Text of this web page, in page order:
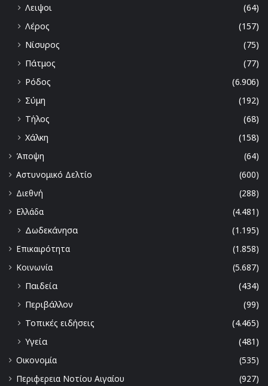
Λειψοι
(64)
Λέρος
(157)
Νίσυρος
(75)
Πάτμος
(77)
Ρόδος
(6.906)
Σύμη
(192)
Τήλος
(68)
Χάλκη
(158)
Άποψη
(64)
Αστυνομικό Δελτίο
(600)
Διεθνή
(288)
Ελλάδα
(4.481)
Δωδεκάνησα
(1.195)
Επικαιρότητα
(1.858)
Κοινωνία
(5.687)
Παιδεία
(434)
Περιβάλλον
(99)
Τοπικές ειδήσεις
(4.465)
Υγεία
(481)
Οικονομία
(535)
Περιφερεια Νοτίου Αιγαίου
(927)